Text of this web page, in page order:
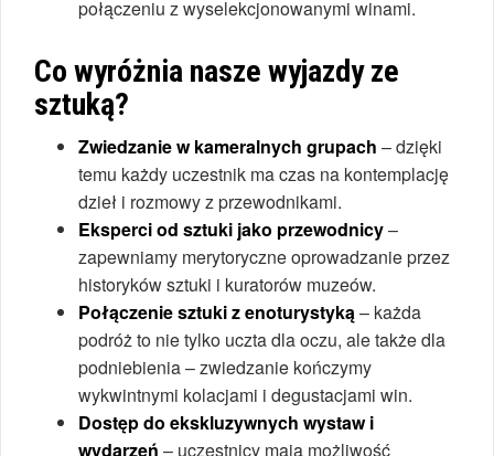
połączeniu z wyselekcjonowanymi winami.
Co wyróżnia nasze wyjazdy ze
sztuką?
Zwiedzanie w kameralnych grupach – dzięki
temu każdy uczestnik ma czas na kontemplację
dzieł i rozmowy z przewodnikami.
Eksperci od sztuki jako przewodnicy–
zapewniamy merytoryczne oprowadzanie przez
historyków sztuki i kuratorów muzeów.
Połączenie sztuki z enoturystyką– każda
podróż to nie tylko uczta dla oczu, ale także dla
podniebienia – zwiedzanie kończymy
wykwintnymi kolacjami i degustacjami win.
Dostęp do ekskluzywnych wystaw i
wydarzeń – uczestnicy mają możliwość